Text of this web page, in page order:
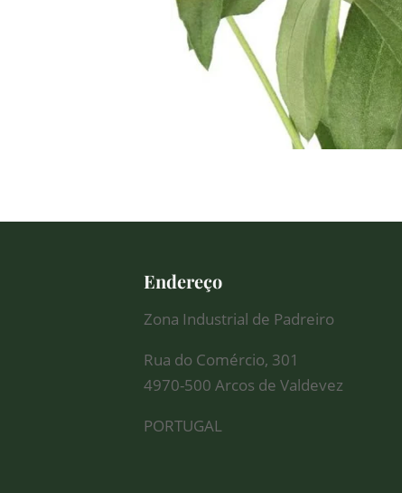
Endereço
Zona Industrial de Padreiro
Rua do Comércio, 301
4970-500 Arcos de Valdevez
PORTUGAL